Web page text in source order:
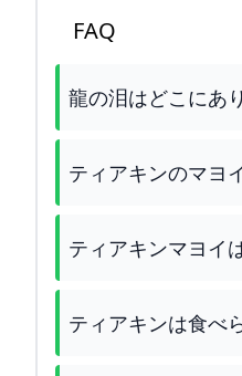
FAQ
龍の泪はどこにあ
ティアキンのマヨ
ティアキンマヨイ
ティアキンは食べ